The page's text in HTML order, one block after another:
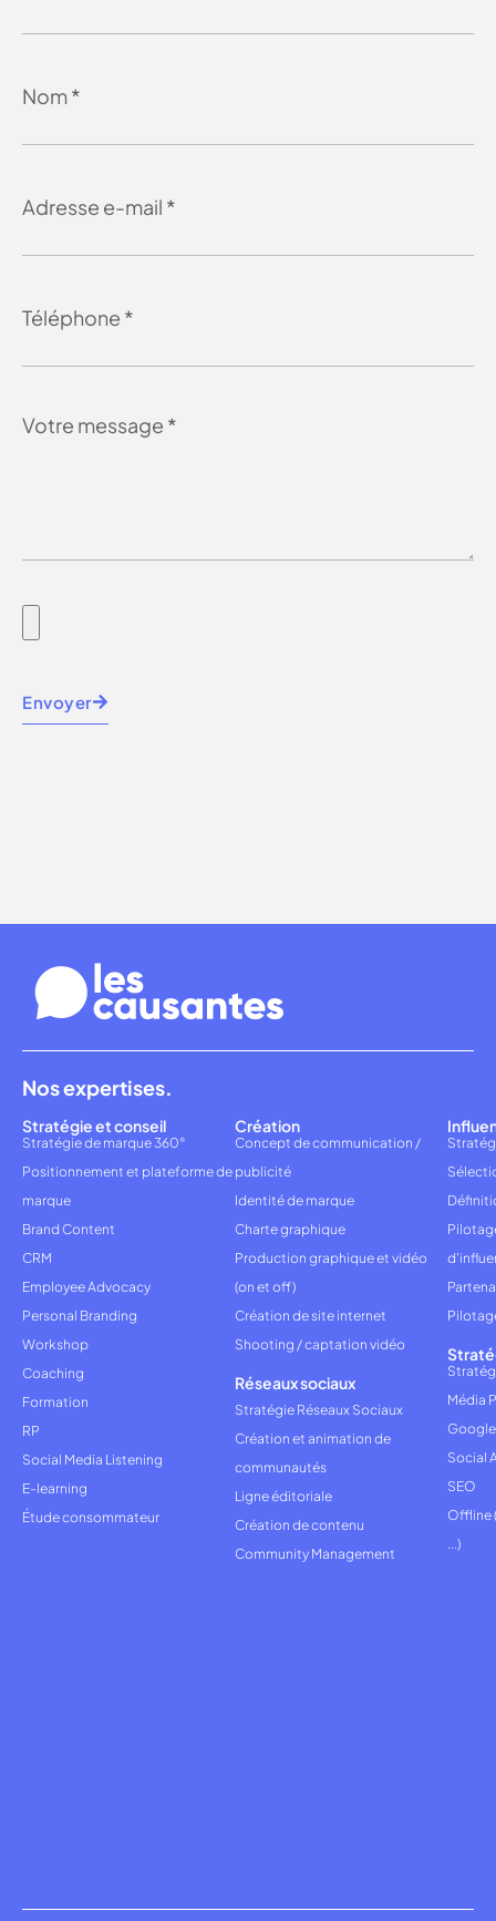
Envoyer
Nos expertises.
Stratégie et conseil
Stratégie de marque 360°
Positionnement et plateforme de
marque
Brand Content
CRM
Employee Advocacy
Personal Branding
Workshop
Coaching
Formation
RP
Social Media Listening
E-learning
Étude consommateur
Création
Concept de communication /
publicité
Identité de marque
Charte graphique
Production graphique et vidéo
(on et off)
Création de site internet
Shooting / captation vidéo
Réseaux sociaux
Stratégie Réseaux Sociaux
Création et animation de
communautés
Ligne éditoriale
Création de contenu
Community Management
Média
Social
SEO
Offline
...)